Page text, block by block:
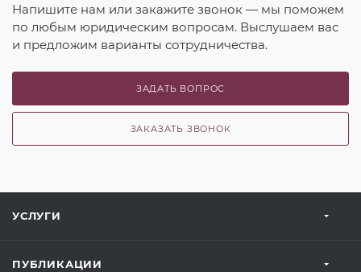
Напишите нам или закажите звонок — мы поможем
по любым юридическим вопросам. Выслушаем вас
и предложим варианты сотрудничества.
ЗАДАТЬ ВОПРОС
ЗАКАЗАТЬ ЗВОНОК
УСЛУГИ
ПУБЛИКАЦИИ